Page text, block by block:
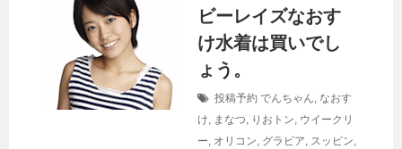
ビーレイズなおす
け水着は買いでし
ょう。
投稿予約 でんちゃん, なおす
け, まなつ, りおトン, ウイークリ
ー, オリコン, グラビア, スッピン,